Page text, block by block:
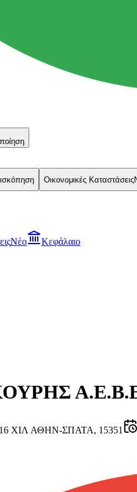
Οικονομικές Καταστάσεις
Νέο
Κεφάλαιο
16 ΧΙΛ ΑΘΗΝ-ΣΠΑΤΑ, 15351